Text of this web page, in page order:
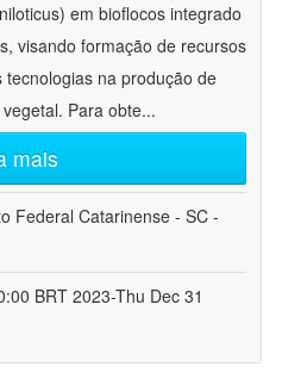
em bioflocos integrado
visando formação de recursos
na produção de
Para obte...
mais
Federal Catarinense - SC -
BRT 2023-Thu Dec 31